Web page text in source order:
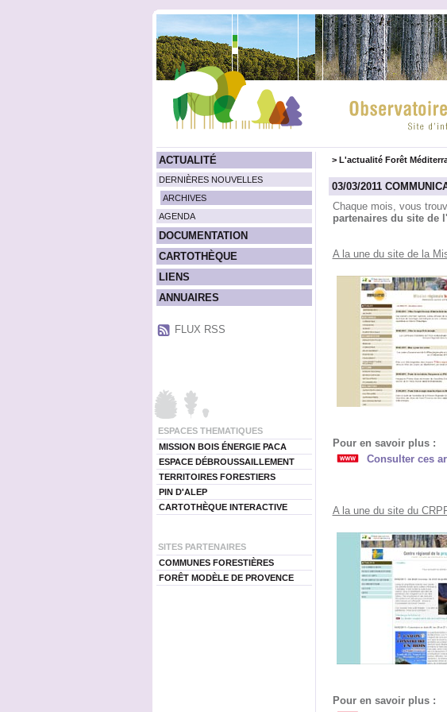
ACTUALITÉ
DERNIÈRES NOUVELLES
ARCHIVES
AGENDA
DOCUMENTATION
CARTOTHÈQUE
LIENS
ANNUAIRES
FLUX RSS
ESPACES THEMATIQUES
MISSION BOIS ÉNERGIE PACA
ESPACE DÉBROUSSAILLEMENT
TERRITOIRES FORESTIERS
PIN D'ALEP
CARTOTHÈQUE INTERACTIVE
SITES PARTENAIRES
COMMUNES FORESTIÈRES
FORÊT MODÈLE DE PROVENCE
> L'actualité Forêt
03/03/2011
Chaque mois, vous
partenaires du site de
A la une du site de la
Pour en savoir plus :
Consulter ces
A la une du site du
Pour en savoir plus :